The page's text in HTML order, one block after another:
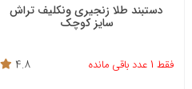
دستبند طلا زنجیری ونکلیف تراش
سایز کوچک
فقط 1 عدد باقی مانده 4.8